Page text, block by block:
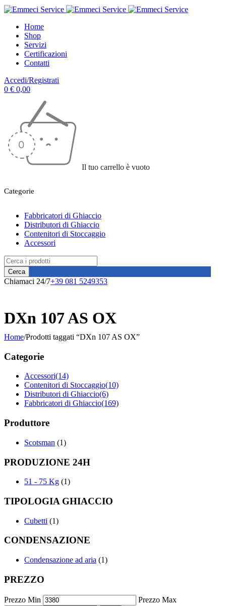
Home
Shop
Servizi
Certificazioni
Contatti
Accedi/Registrati
0 € 0,00
Il tuo carrello è vuoto
Categorie
Fabbricatori di Ghiaccio
Distributori di Ghiaccio
Contenitori di Stoccaggio
Accessori
Chiamaci 24/7+39 081 5249353
DXn 107 AS OX
Home/Prodotti taggati “DXn 107 AS OX”
Categorie
Accessori(14)
Contenitori di Stoccaggio(10)
Distributori di Ghiaccio(6)
Fabbricatori di Ghiaccio(169)
Produttore
Scotsman (1)
PRODUZIONE 24H
51 - 75 Kg (1)
TIPOLOGIA GHIACCIO
Cubetti (1)
CONDENSAZIONE
Condensazione ad aria (1)
PREZZO
Prezzo Min Prezzo Max